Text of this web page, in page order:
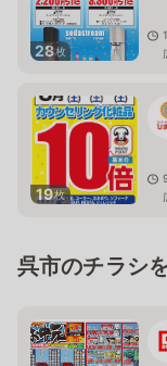
28枚
19枚
呉市のチラシ